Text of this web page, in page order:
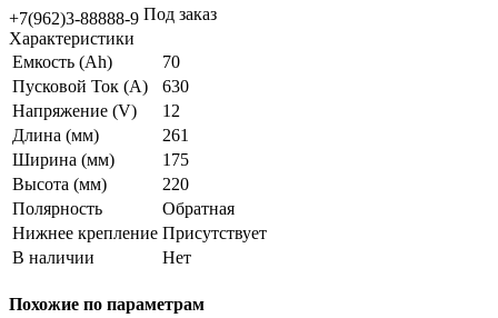
+7(962)3-88888-9 Под заказ
Характеристики
Емкость (Ah)
70
Пусковой Ток (A)
630
Напряжение (V)
12
Длина (мм)
261
Ширина (мм)
175
Высота (мм)
220
Полярность
Обратная
Нижнее крепление Присутствует
В наличии
Нет
Похожие по параметрам